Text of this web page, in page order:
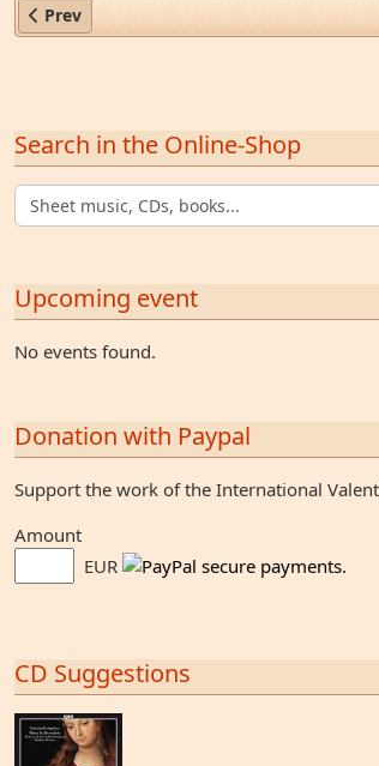
Previous article: Rathgeber-Werke zum
Prev
Search in the Online-Shop
Upcoming event
No events found.
Donation with Paypal
Support the work of the International
Amount
EUR
CD Suggestions